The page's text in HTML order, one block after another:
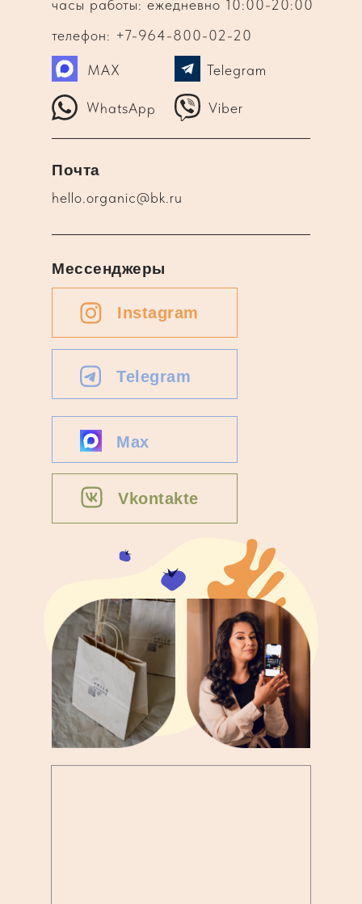
часы работы: ежедневно 10:00-20:00
телефон: +7-964-800-02-20
WhatsApp Viber
Telegram
MAX
hello.organic@bk.ru
Почта
Instagram
Telegram
Max
Vkontakte
Мессенджеры